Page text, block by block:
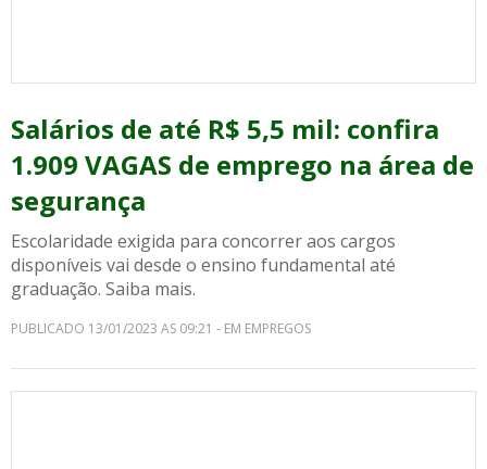
Salários de até R$ 5,5 mil: confira
1.909 VAGAS de emprego na área de
segurança
Escolaridade exigida para concorrer aos cargos
disponíveis vai desde o ensino fundamental até
graduação. Saiba mais.
PUBLICADO 13/01/2023 AS 09:21 - EM EMPREGOS